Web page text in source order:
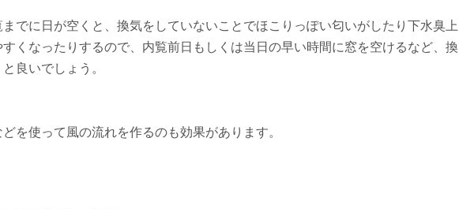
でに日が空くと、換気をしていないことでほこりっぽい匂いがしたり下水臭上
すくなったりするので、内覧前日もしくは当日の早い時間に窓を空けるなど、換
良いでしょう。
を使って風の流れを作るのも効果があります。